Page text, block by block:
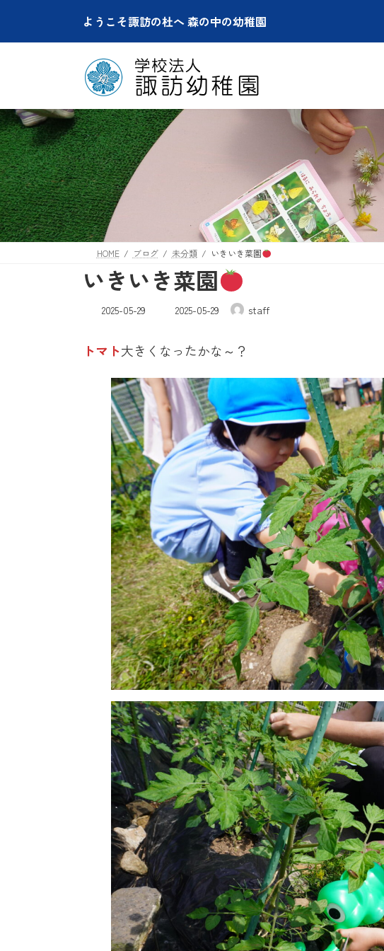
テ
ス
キ
ッ
プ
ゲ
ン
に
移
動
ようこそ諏訪の杜へ 森の中の幼稚園
HOME ブログ 未分類 いきいき菜園
いきいき菜園
2025-05-29
最
新
時
:
2025-05-29 staff
トマト大きくなったかな～？